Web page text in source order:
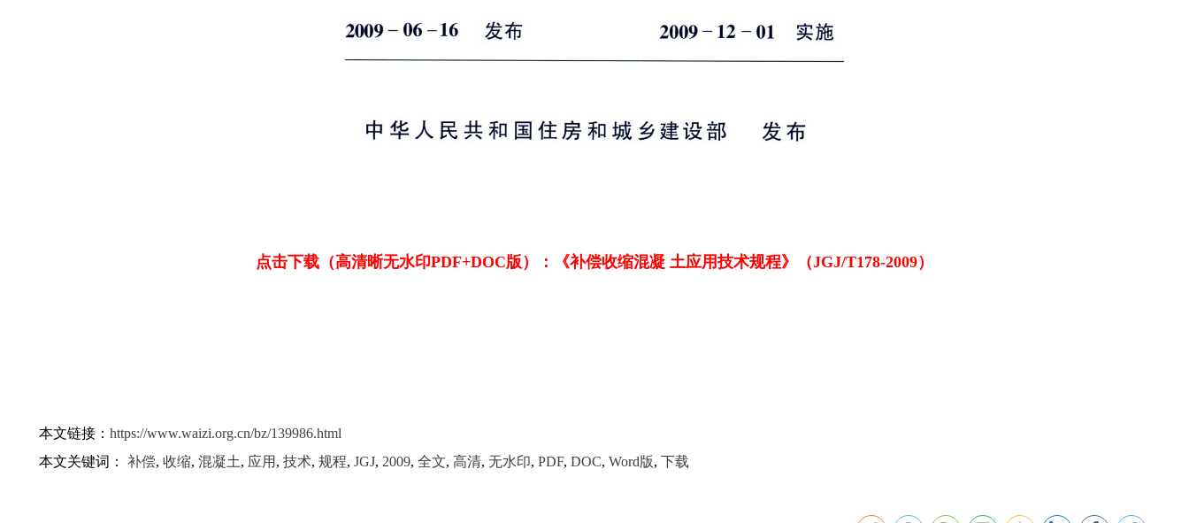
点击下载（高清晰无水印PDF+DOC版）：《补偿收缩混凝 土应用技术规程》（JGJ/T178-2009）
本文链接： https://www.waizi.org.cn/bz/139986.html
本文关键词： 补偿, 收缩, 混凝土, 应用 , 技术, 规程, JGJ, 2009, 全文, 高清, 无水印, PDF, DOC, Word版, 下载